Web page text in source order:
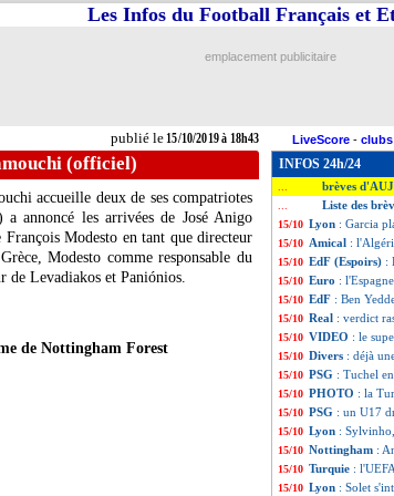
publié le15/10/2019 à 18h43
Les Infos du Football Français et
emplacement publicitaire
LiveScore - clubs
(officiel)
accueille deux de ses compatriotes
annoncé les arrivées de José Anigo
Modesto en tant que directeur
Modesto comme responsable du
de Levadiakos et Paniónios.
de Nottingham Forest
INFOS 24h/24
brèves
Liste des
15/10 Lyon : Garcia
15/10 Amical :
15/10 EdF (Espoirs) :
15/10 Euro :
15/10 EdF : Ben
15/10 Real : verdict
15/10 VIDEO : le
15/10 Divers : déjà
15/10 PSG : Tuchel
15/10 PHOTO : la
15/10 PSG : un U17
15/10 Lyon :
15/10 Nottingham :
15/10 Turquie :
15/10 Lyon : Solet